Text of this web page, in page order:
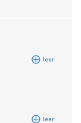
leer
leer